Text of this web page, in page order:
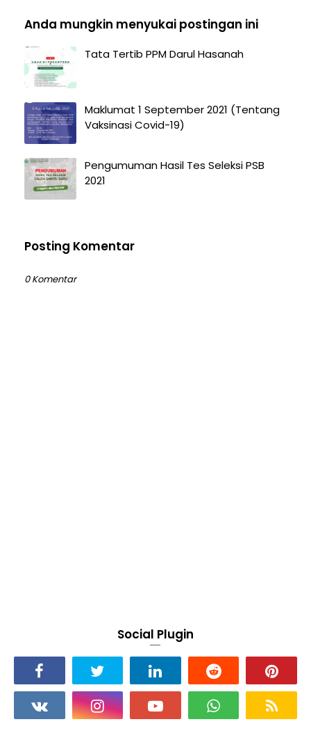
Anda mungkin menyukai postingan ini
Tata Tertib PPM Darul Hasanah
Maklumat 1 September 2021 (Tentang
Vaksinasi Covid-19)
Pengumuman Hasil Tes Seleksi PSB
2021
Posting Komentar
0 Komentar
Social Plugin